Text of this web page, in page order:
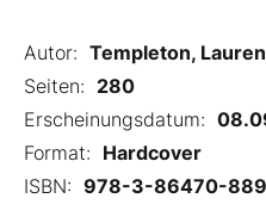
Autor: Templeton,
Seiten: 280
Erscheinungsdatum:
Format: Hardcover
ISBN: 978-3-86470-